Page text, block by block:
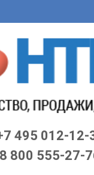
профиль
495 012-12-
8 800 555-27-